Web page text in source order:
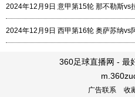
2024年12月9日 意甲第15轮 那不勒斯vs
2024年12月9日 西甲第16轮 奥萨苏纳vs
360足球直播网 - 最
广告联系 收